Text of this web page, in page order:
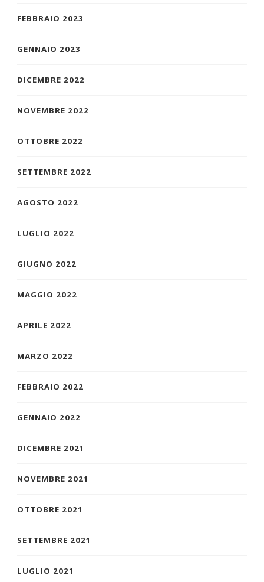
FEBBRAIO 2023
GENNAIO 2023
DICEMBRE 2022
NOVEMBRE 2022
OTTOBRE 2022
SETTEMBRE 2022
AGOSTO 2022
LUGLIO 2022
GIUGNO 2022
MAGGIO 2022
APRILE 2022
MARZO 2022
FEBBRAIO 2022
GENNAIO 2022
DICEMBRE 2021
NOVEMBRE 2021
OTTOBRE 2021
SETTEMBRE 2021
LUGLIO 2021